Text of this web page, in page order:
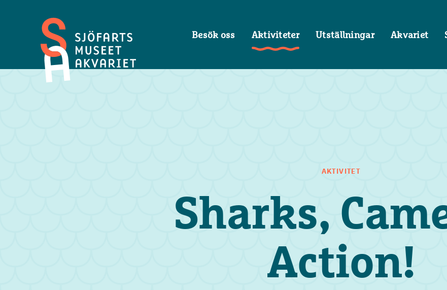
Sjöfartsmuseet
Akvariet
Besök oss Aktiviteter Utställningar Akvariet
AKTIVITET
Sharks,
Action!